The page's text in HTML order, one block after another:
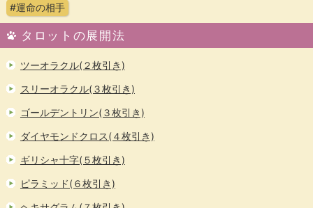
#運命の相手
タロットの展開法
ツーオラクル(２枚引き)
スリーオラクル(３枚引き)
ゴールデントリン(３枚引き)
ダイヤモンドクロス(４枚引き)
ギリシャ十字(５枚引き)
ピラミッド(６枚引き)